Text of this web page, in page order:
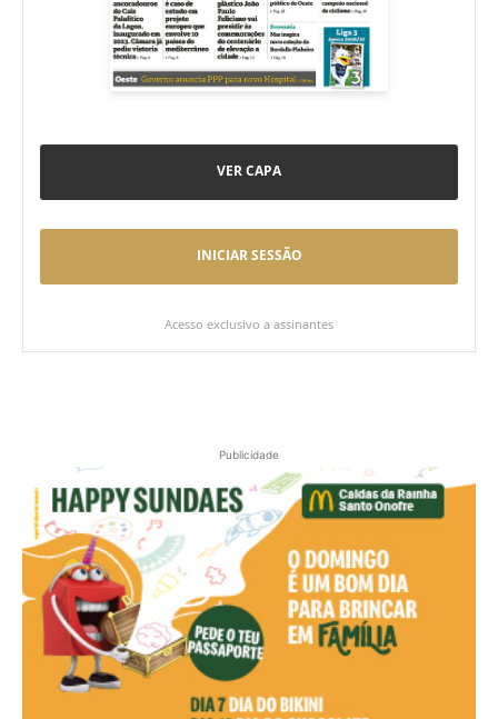
VER CAPA
INICIAR SESSÃO
Acesso exclusivo a assinantes
Publicidade